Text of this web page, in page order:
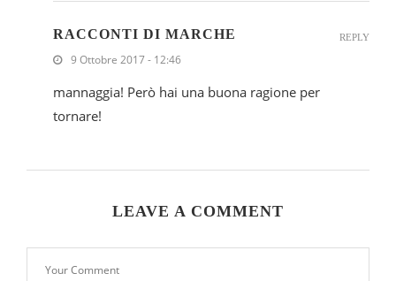
RACCONTI DI MARCHE
9 Ottobre 2017 - 12:46
mannaggia! Però hai una buona ragione per
tornare!
REPLY
LEAVE A COMMENT